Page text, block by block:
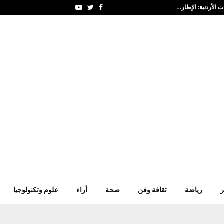
الأردنية: الإطار… Facebook
Twitter
Youtube
رياضة ثقافة وفن صحة أراء علوم وتكنولوجيا